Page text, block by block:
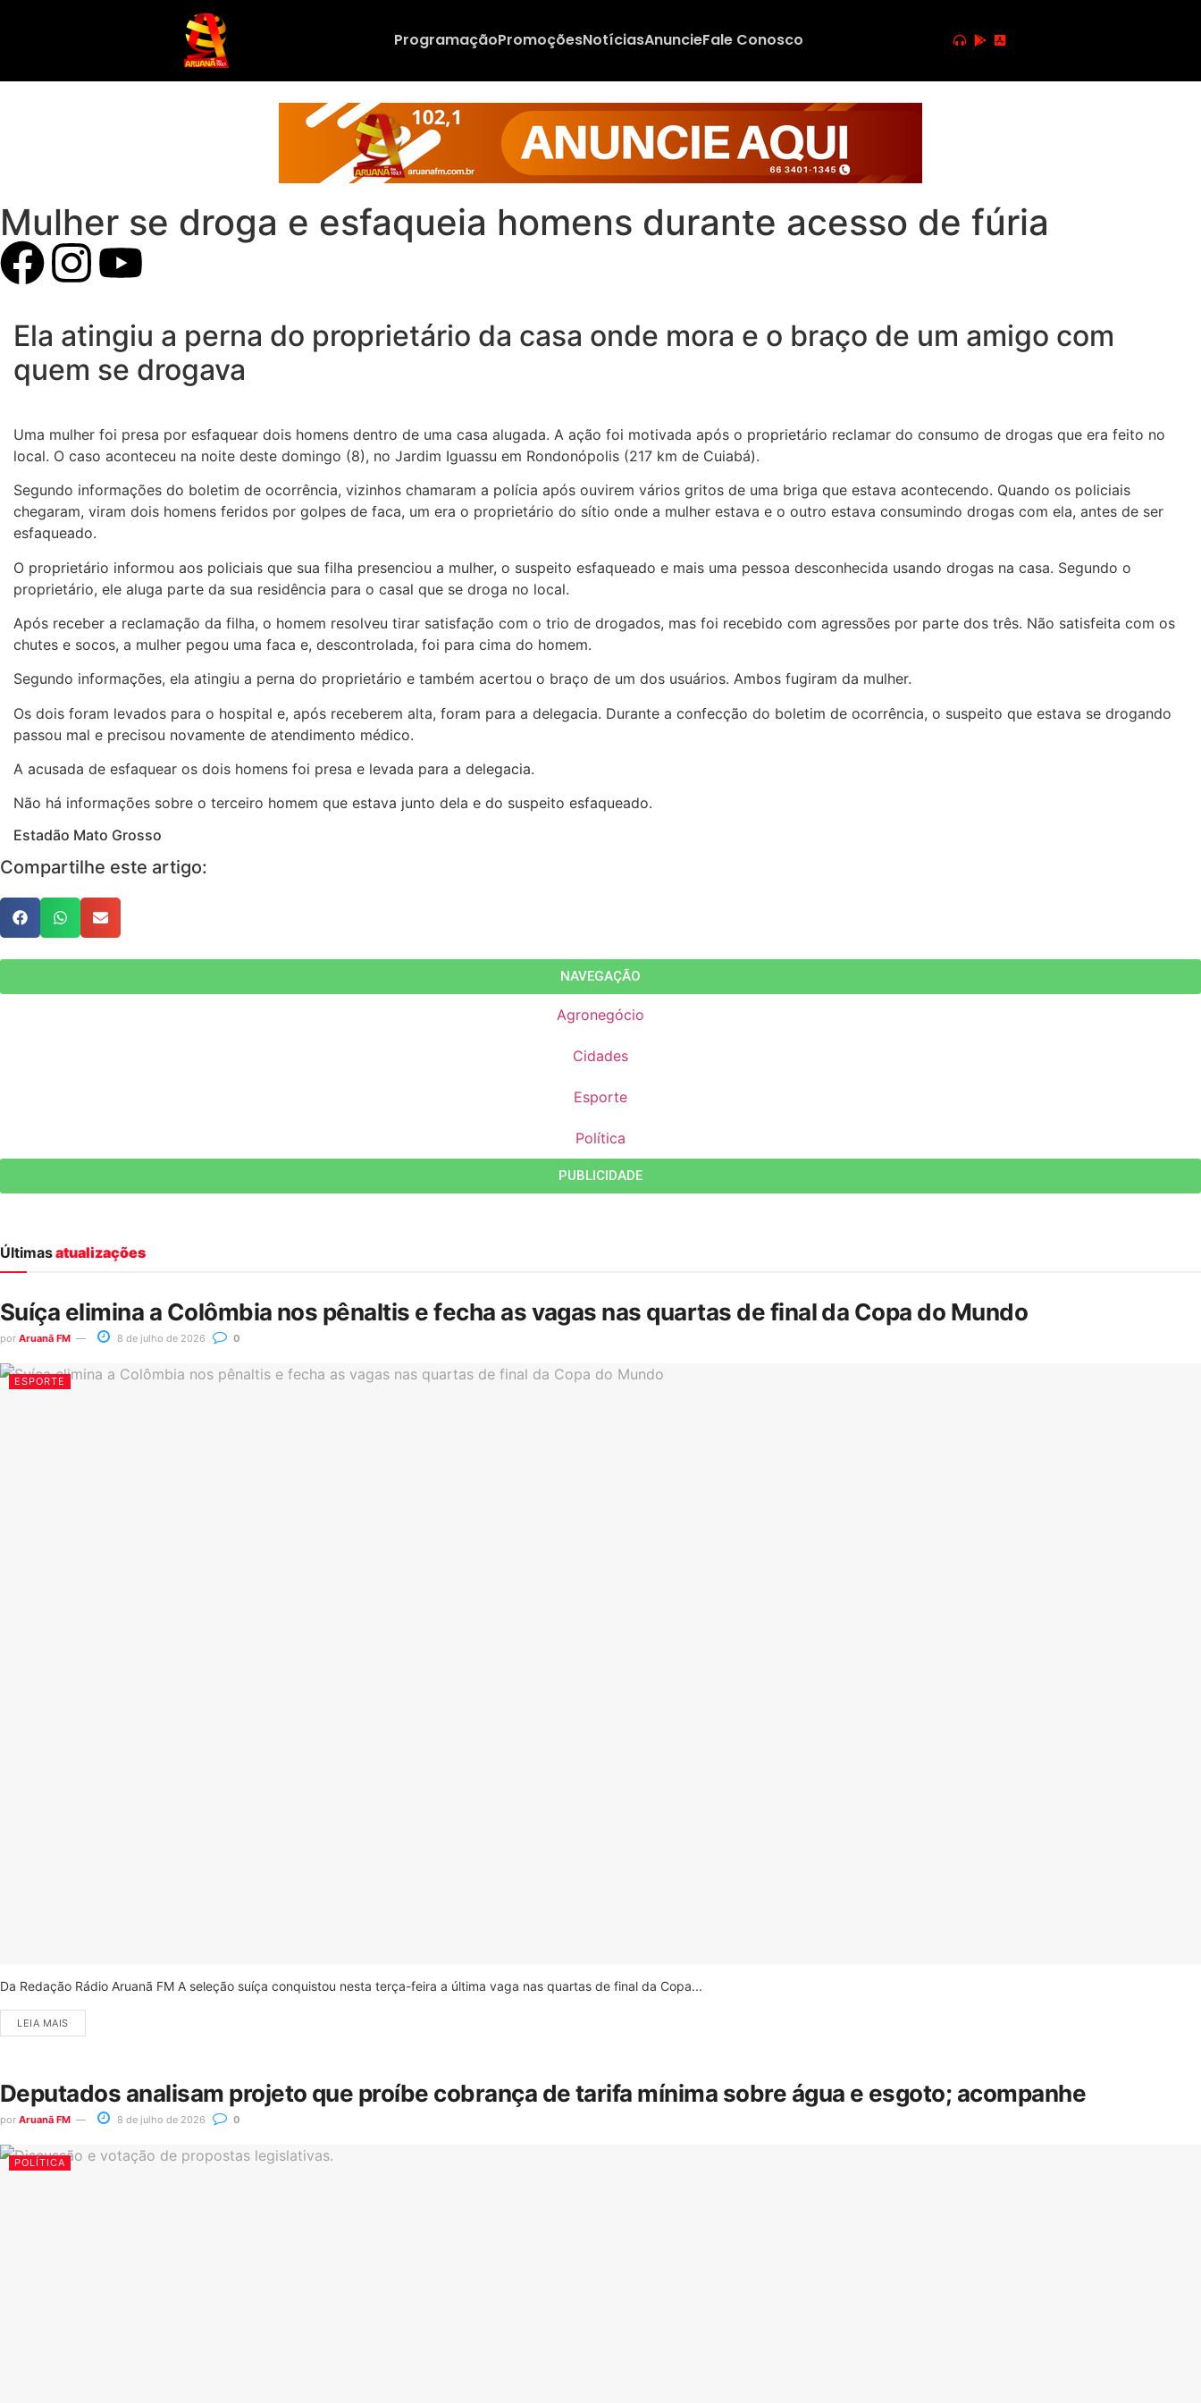
ProgramaçãoPromoçõesNotíciasAnuncieFale Conosco
Mulher se droga e esfaqueia homens durante acesso de fúria
Ela atingiu a perna do proprietário da casa onde mora e o braço de um amigo com
quem se drogava
Uma mulher foi presa por esfaquear dois homens dentro de uma casa alugada. A ação foi motivada após o proprietário reclamar do consumo de drogas que era feito no
local. O caso aconteceu na noite deste domingo (8), no Jardim Iguassu em Rondonópolis (217 km de Cuiabá).
Segundo informações do boletim de ocorrência, vizinhos chamaram a polícia após ouvirem vários gritos de uma briga que estava acontecendo. Quando os policiais
chegaram, viram dois homens feridos por golpes de faca, um era o proprietário do sítio onde a mulher estava e o outro estava consumindo drogas com ela, antes de ser
esfaqueado.
O proprietário informou aos policiais que sua filha presenciou a mulher, o suspeito esfaqueado e mais uma pessoa desconhecida usando drogas na casa. Segundo o
proprietário, ele aluga parte da sua residência para o casal que se droga no local.
Após receber a reclamação da filha, o homem resolveu tirar satisfação com o trio de drogados, mas foi recebido com agressões por parte dos três. Não satisfeita com os
chutes e socos, a mulher pegou uma faca e, descontrolada, foi para cima do homem.
Segundo informações, ela atingiu a perna do proprietário e também acertou o braço de um dos usuários. Ambos fugiram da mulher.
Os dois foram levados para o hospital e, após receberem alta, foram para a delegacia. Durante a confecção do boletim de ocorrência, o suspeito que estava se drogando
passou mal e precisou novamente de atendimento médico.
A acusada de esfaquear os dois homens foi presa e levada para a delegacia.
Não há informações sobre o terceiro homem que estava junto dela e do suspeito esfaqueado.
Estadão Mato Grosso
Compartilhe este artigo:
NAVEGAÇÃO
Agronegócio
Cidades
Esporte
Política
PUBLICIDADE
Últimasatualizações
Suíça elimina a Colômbia nos pênaltis e fecha as vagas nas quartas de final da Copa do Mundo
por Aruanã FM 8 de julho de 2026 0
ESPORTE
Da Redação Rádio Aruanã FM A seleção suíça conquistou nesta terça-feira a última vaga nas quartas de final da Copa...
LEIA MAIS
Deputados analisam projeto que proíbe cobrança de tarifa mínima sobre água e esgoto; acompanhe
por Aruanã FM 8 de julho de 2026 0
POLÍTICA